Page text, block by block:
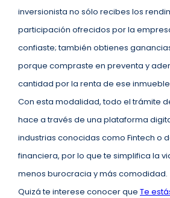
inversionista no sólo recibes los
participación ofrecidos por la
confiaste; también obtienes
porque compraste en preventa y
cantidad por la renta de ese
Con esta modalidad, todo el trámite
hace a través de una plataforma
industrias conocidas como Fintech o
financiera, por lo que te simplifica la
menos burocracia y más comodidad.
Quizá te interese conocer que Te